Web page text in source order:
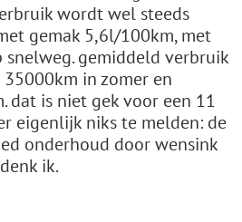
wordt wel steeds
gemak 5,6l/100km, met
snelweg. gemiddeld verbruik
in zomer en
dat is niet gek voor een 11
eigenlijk niks te melden: de
onderhoud door wensink
ik.